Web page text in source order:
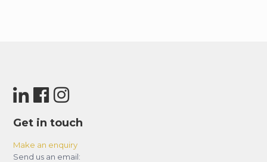
Get in touch
Make an enquiry
Send us an email: